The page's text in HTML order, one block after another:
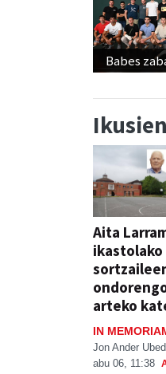
Babes
Aita
ikastolako
arteko
IN
Jon Ander
abu 06, 11:38